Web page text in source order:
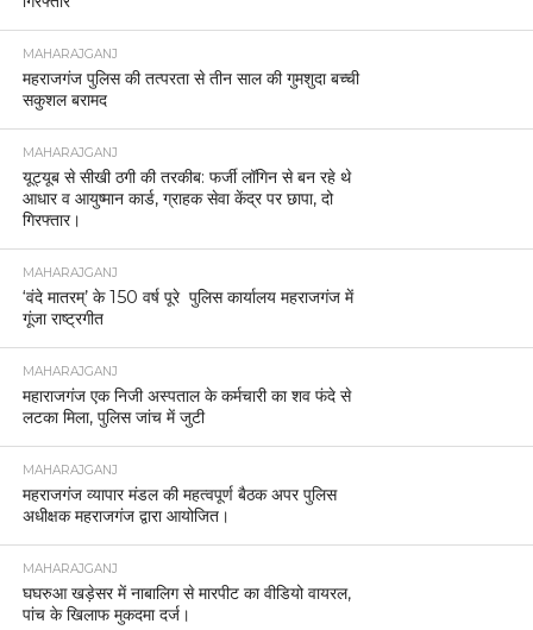
MAHARAJGANJ
महराजगंज पुलिस की तत्परता से तीन साल की गुमशुदा बच्ची
सकुशल बरामद
MAHARAJGANJ
यूट्यूब से सीखी ठगी की तरकीब: फर्जी लॉगिन से बन रहे थे
आधार व आयुष्मान कार्ड, ग्राहक सेवा केंद्र पर छापा, दो
गिरफ्तार।
MAHARAJGANJ
‘वंदे मातरम्’ के 150 वर्ष पूरे पुलिस कार्यालय महराजगंज में
गूंजा राष्ट्रगीत
MAHARAJGANJ
महाराजगंज एक निजी अस्पताल के कर्मचारी का शव फंदे से
लटका मिला, पुलिस जांच में जुटी
MAHARAJGANJ
महराजगंज व्यापार मंडल की महत्वपूर्ण बैठक अपर पुलिस
अधीक्षक महराजगंज द्वारा आयोजित।
MAHARAJGANJ
घघरुआ खड़ेसर में नाबालिग से मारपीट का वीडियो वायरल,
पांच के खिलाफ मुकदमा दर्ज।